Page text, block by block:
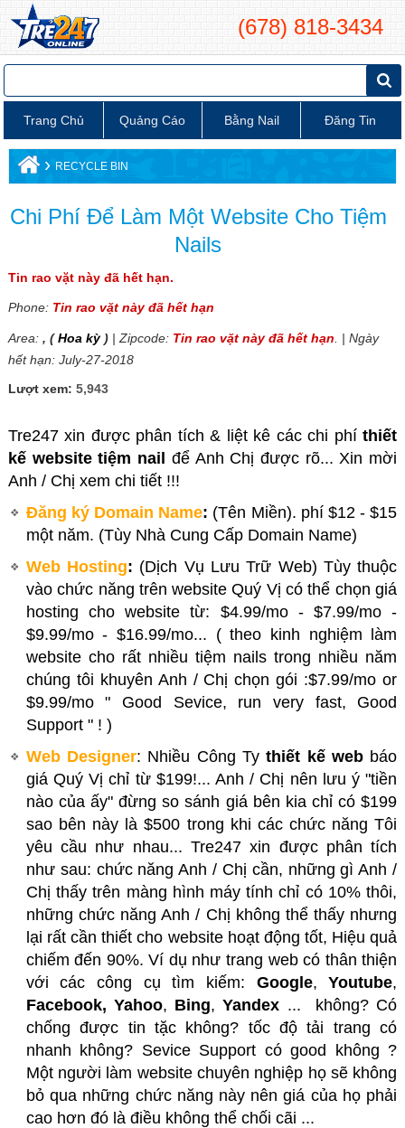
(678) 818-3434
Trang Chủ Quảng Cáo Bằng Nail Đăng Tin
› RECYCLE BIN
Chi Phí Để Làm Một Website Cho Tiệm
Nails
Tin rao vặt này đã hết hạn.
Phone: Tin rao vặt này đã hết hạn
Area: , (Hoa kỳ)| Zipcode: Tin rao vặt này đã hết hạn . | Ngày
hết hạn: July-27-2018
Lượt xem: 5,943
Tre247 xin được phân tích & liệt kê các chi phíthiết
kế website tiệm nail
để Anh Chị được rõ... Xin mời
Anh / Chị xem chi tiết !!!
Đăng ký Domain Name: (Tên Miền). phí $12 - $15
một năm. (Tùy Nhà Cung Cấp Domain Name)
Web Hosting: (Dịch Vụ Lưu Trữ Web) Tùy thuộc
vào chức năng trên website Quý Vị có thể chọn giá
hosting cho website từ: $4.99/mo - $7.99/mo -
$9.99/mo - $16.99/mo... ( theo kinh nghiệm làm
website cho rất nhiều tiệm nails trong nhiều năm
chúng tôi khuyên Anh / Chị chọn gói :$7.99/mo or
$9.99/mo " Good Sevice, run very fast, Good
Support " ! )
Web Designer: Nhiều Công Tythiết kế webbáo
giá Quý Vị chỉ từ $199!... Anh / Chị nên lưu ý "tiền
nào của ấy" đừng so sánh giá bên kia chỉ có $199
sao bên này là $500 trong khi các chức năng Tôi
yêu cầu như nhau... Tre247 xin được phân tích
như sau: chức năng Anh / Chị cần, những gì Anh /
Chị thấy trên màng hình máy tính chỉ có 10% thôi,
những chức năng Anh / Chị không thể thấy nhưng
lại rất cần thiết cho website hoạt động tốt, Hiệu quả
chiếm đến 90%. Ví dụ như trang web có thân thiện
với các công cụ tìm kiếm: Google,Youtube,
Facebook, Yahoo, Bing,Yandex ... không? Có
chống được tin tặc không? tốc độ tải trang có
nhanh không? Sevice Support có good không ?
Một người làm website chuyên nghiệp họ sẽ không
bỏ qua những chức năng này nên giá của họ phải
cao hơn đó là điều không thể chối cãi ...